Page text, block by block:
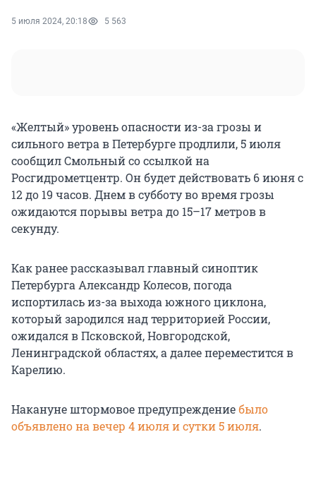
5 июля 2024, 20:18 5 563
«Желтый» уровень опасности из-за грозы и
сильного ветра в Петербурге продлили, 5 июля
сообщил Смольный со ссылкой на
Росгидрометцентр. Он будет действовать 6 июня с
12 до 19 часов. Днем в субботу во время грозы
ожидаются порывы ветра до 15–17 метров в
секунду.
Как ранее рассказывал главный синоптик
Петербурга Александр Колесов, погода
испортилась из-за выхода южного циклона,
который зародился над территорией России,
ожидался в Псковской, Новгородской,
Ленинградской областях, а далее переместится в
Карелию.
Накануне штормовое предупреждениебыло
объявлено на вечер 4 июля и сутки 5 июля.